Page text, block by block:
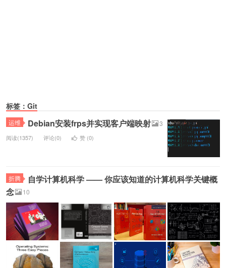
标签：Git
运维 Debian安装frps并实现客户端映射 3
阅读(1357) 评论(0) 赞 (0)
折腾
自学计算机科学 —— 你应该知道的计算机科学关键概
念
10